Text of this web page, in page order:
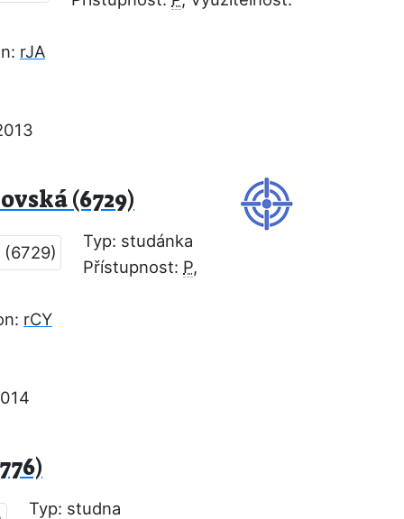
rJA
(6729)
Typ: studánka
Přístupnost: P,
rCY
Typ: studna